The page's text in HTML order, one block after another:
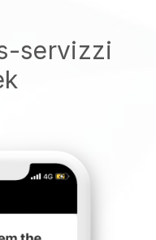
servizzi